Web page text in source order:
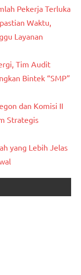
Pekerja Terluka
Waktu,
Layanan
Tim Audit
Bintek “SMP”
dan Komisi II
Strategis
yang Lebih Jelas